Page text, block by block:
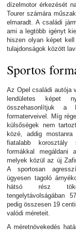
dízelmotor érkezését
Tourer számára
elmaradt. A családi
ami a legtöbb igényt
hiszen olyan képet
tulajdonságok között
Sportos
Az Opel családi autója
lendületes képet
összehasonlítjuk a
formaterveivel. Míg
külsőségek nem
közé, addig
fiatalabb korosztály
formákkal megáldani
melyek közül az új
A sportosan
ügyesen tagoló
hátsó rész
tengelytávolságában
pedig összesen 19
valódi méreteit.
A méretnövekedés